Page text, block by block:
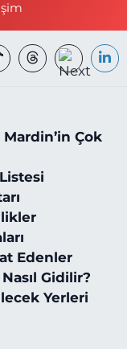
Çok
Edenler
Gidilir?
Yerleri